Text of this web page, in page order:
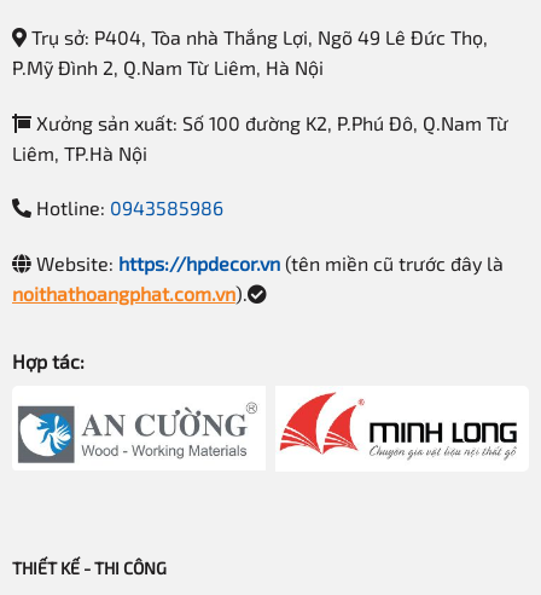
Năng lực sản xuất
Vài trăm đến nghìn sản phẩm
một tháng
Chức năng của kệ quần áo đẹp TQA-07
Đây là loại kệ đa năng, không chỉ được xem như là đồ
trang trí nội thất cho không gian phòng ngủ mà còn có thể
Chăn, gối
Giày dép
Thắt lưng
Khăn tắm
Trụ sở: P404, Tòa nhà Thắng Lợi, Ngõ 49 Lê Đức Thọ,
P.Mỹ Đình 2, Q.Nam Từ Liêm, Hà Nội
Xưởng sản xuất: Số 100 đường K2, P.Phú Đô, Q.Nam Từ
Liêm, TP.Hà Nội
Hotline: 0943585986
Website: https://hpdecor.vn(tên miền cũ trước đây là
noithathoangphat.com.vn).
Hợp tác:
THIẾT KẾ - THI CÔNG